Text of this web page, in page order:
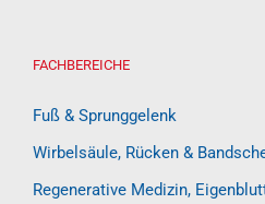
FACHBEREICHE
Fuß & Sprunggelenk
Wirbelsäule, Rücken &
Regenerative Medizin,